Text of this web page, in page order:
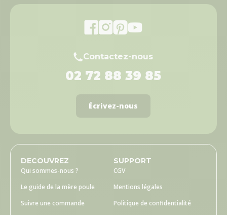
Contactez-nous
02 72 88 39 85
Écrivez-nous
DECOUVREZ
Qui sommes-nous ?
Le guide de la mère poule
Suivre une commande
SUPPORT
CGV
Mentions légales
Politique de confidentialité